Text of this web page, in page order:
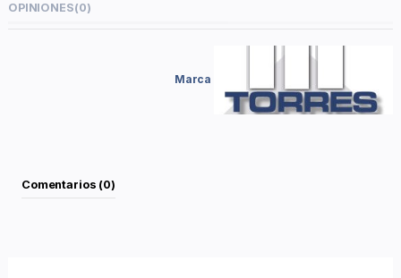
OPINIONES(0)
Marca
Comentarios (0)